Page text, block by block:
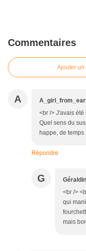
Commentaires
Ajouter un
A
<br /> J'avais
Quel sens du
happe, de temps
Répondre
G
<br />
qui
mais